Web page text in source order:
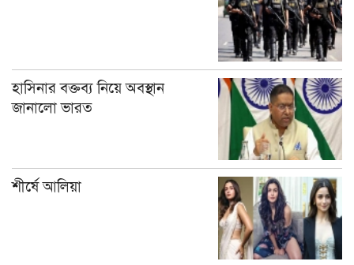
হাসিনার বক্তব্য নিয়ে অবস্থান
জানালো ভারত
শীর্ষে আলিয়া